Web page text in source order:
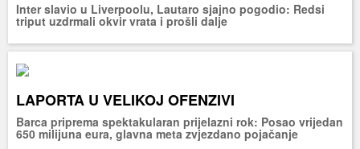
Inter slavio u Liverpoolu, Lautaro sjajno pogodio: Redsi
triput uzdrmali okvir vrata i prošli dalje
LAPORTA U VELIKOJ OFENZIVI
Barca priprema spektakularan prijelazni rok: Posao vrijedan
650 milijuna eura, glavna meta zvjezdano pojačanje